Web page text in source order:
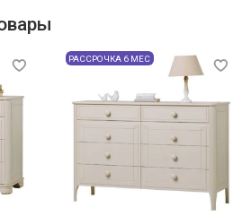
РАССРОЧКА 6 МЕС